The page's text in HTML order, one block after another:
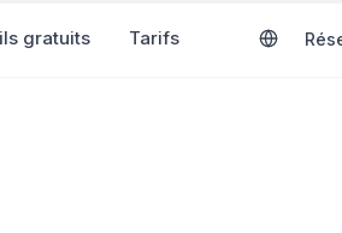
Outils gratuits Tarifs